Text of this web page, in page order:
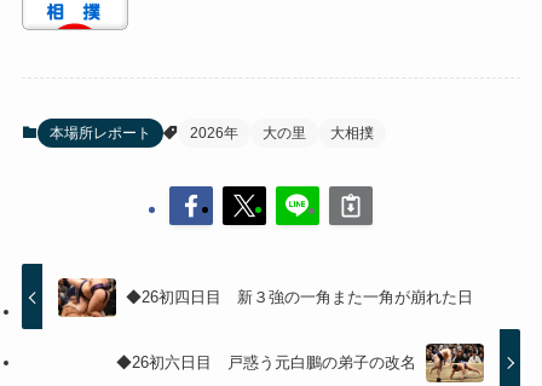
本場所レポート 2026年 大の里 大相撲
◆26初四日目 新３強の一角また一角が崩れた日
◆26初六日目 戸惑う元白鵬の弟子の改名